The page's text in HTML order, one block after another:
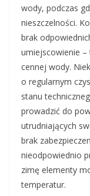
wody, podczas
nieszczelności.
brak
umiejscowienie
cennej wody.
o regularnym
stanu
prowadzić do
utrudniających
brak
nieodpowiednio
zimę elementy
temperatur.